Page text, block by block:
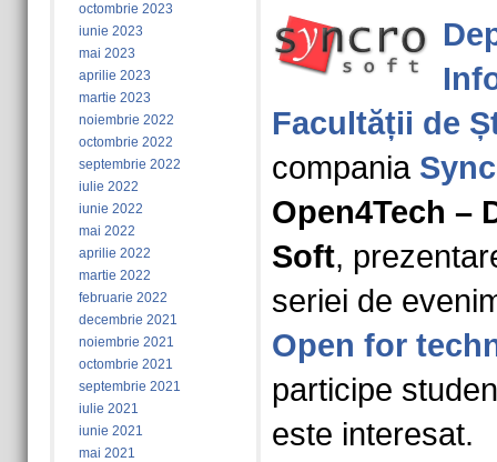
octombrie 2023
iunie 2023
mai 2023
aprilie 2023
martie 2023
noiembrie 2022
octombrie 2022
septembrie 2022
iulie 2022
iunie 2022
mai 2022
aprilie 2022
martie 2022
februarie 2022
decembrie 2021
noiembrie 2021
octombrie 2021
septembrie 2021
iulie 2021
iunie 2021
mai 2021
Facultății de
compania
Open4Tech –
Soft,
seriei de
Open for
participe
este interesat.